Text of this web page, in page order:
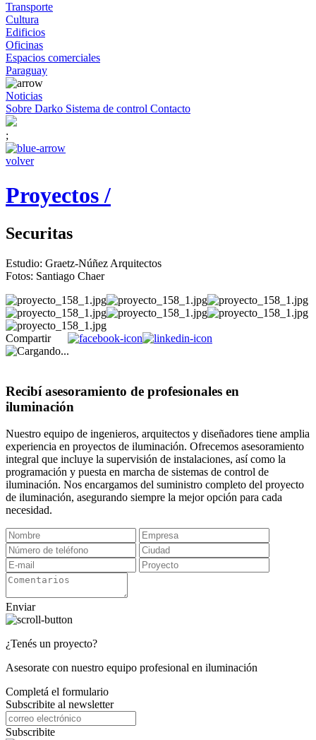
Transporte
Cultura
Edificios
Oficinas
Espacios comerciales
Paraguay
Noticias
Sobre Darko Sistema de control Contacto
;
volver
Proyectos /
Securitas
Estudio: Graetz-Núñez Arquitectos
Fotos: Santiago Chaer
Compartir
Recibí asesoramiento de profesionales en
iluminación
Nuestro equipo de ingenieros, arquitectos y diseñadores tiene amplia
experiencia en proyectos de iluminación. Ofrecemos asesoramiento
integral que incluye la supervisión de instalaciones, así como la
programación y puesta en marcha de sistemas de control de
iluminación. Nos encargamos del suministro completo del proyecto
de iluminación, asegurando siempre la mejor opción para cada
necesidad.
Enviar
¿Tenés un proyecto?
Asesorate con nuestro equipo profesional en iluminación
Completá el formulario
Subscribite al newsletter
Subscribite